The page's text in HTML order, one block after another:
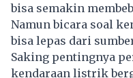
bisa semakin
Namun bicara soal
bisa lepas dari
Saking pentingnya
kendaraan listrik